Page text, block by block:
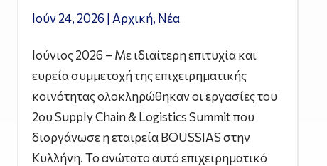
Ιούν 24, 2026 | Αρχική, Νέα
Ιούνιος 2026 – Με ιδιαίτερη επιτυχία και
ευρεία συμμετοχή της επιχειρηματικής
κοινότητας ολοκληρώθηκαν οι εργασίες του
2ου Supply Chain & Logistics Summit που
διοργάνωσε η εταιρεία BOUSSIAS στην
Κυλλήνη. Το ανώτατο αυτό επιχειρηματικό